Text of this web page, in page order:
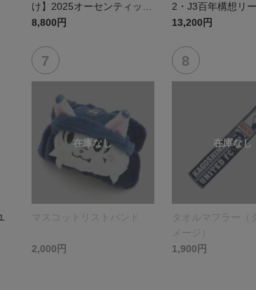
け】2025オーセンティック
ユニフォーム FP1st
8,800円
2・J3百年構想リー
センティックユニ
13,200円
マスコットリストバンド
2,000円
タオルマフラー（
メージ）
1,900円